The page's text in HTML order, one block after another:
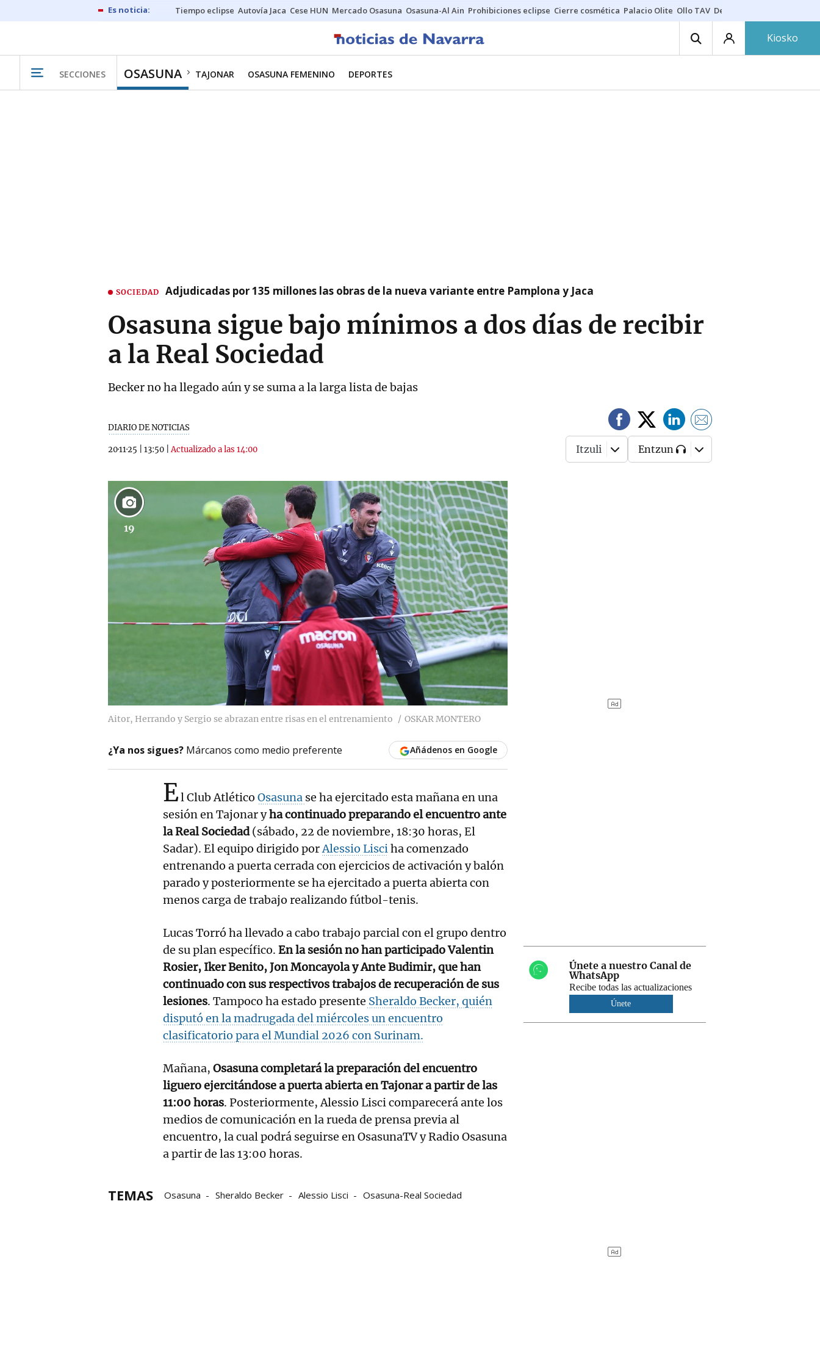
Tiempo eclipse Autovía Jaca Cese HUN Mercado Osasuna Osasuna-Al Ain Prohibiciones eclipse Cierre cosmética Palacio Olite Ollo TAV Derrama vecinos
Kiosko
SECCIONES OSASUNA TAJONAR OSASUNA FEMENINO DEPORTES
SOCIEDAD Adjudicadas por 135 millones las obras de la nueva variante entre Pamplona y Jaca
Osasuna sigue bajo mínimos a dos días de recibir
a la Real Sociedad
Becker no ha llegado aún y se suma a la larga lista de bajas
DIARIO DE NOTICIAS
20·11·25 13:50 |Actualizado a las 14:00 Itzuli Entzun
19
Aitor, Herrando y Sergio se abrazan entre risas en el entrenamiento OSKAR MONTERO
¿Ya nos sigues? Márcanos como medio preferente Añádenos en Google
El Club Atlético Osasuna se ha ejercitado esta mañana en una
sesión en Tajonar yha continuado preparando el encuentro ante
la Real Sociedad(sábado, 22 de noviembre, 18:30 horas, El
Sadar). El equipo dirigido porAlessio Lisciha comenzado
entrenando a puerta cerrada con ejercicios de activación y balón
parado y posteriormente se ha ejercitado a puerta abierta con
menos carga de trabajo realizando fútbol-tenis.
Lucas Torró ha llevado a cabo trabajo parcial con el grupo dentro
de su plan específico. En la sesión no han participado Valentin
Rosier, Iker Benito, Jon Moncayola y Ante Budimir, que han
continuado con sus respectivos trabajos de recuperación de sus
lesiones. Tampoco ha estado presente Sheraldo Becker, quién
disputó en la madrugada del miércoles un encuentro
clasificatorio para el Mundial 2026 con Surinam.
Mañana, Osasuna completará la preparación del encuentro
liguero ejercitándose a puerta abierta en Tajonar a partir de las
11:00 horas. Posteriormente, Alessio Lisci comparecerá ante los
medios de comunicación en la rueda de prensa previa al
encuentro, la cual podrá seguirse en OsasunaTV y Radio Osasuna
a partir de las 13:00 horas.
TEMAS Osasuna Sheraldo Becker Alessio Lisci Osasuna-Real Sociedad
Únete a nuestro Canal de
WhatsApp
Recibe todas las actualizaciones
Únete